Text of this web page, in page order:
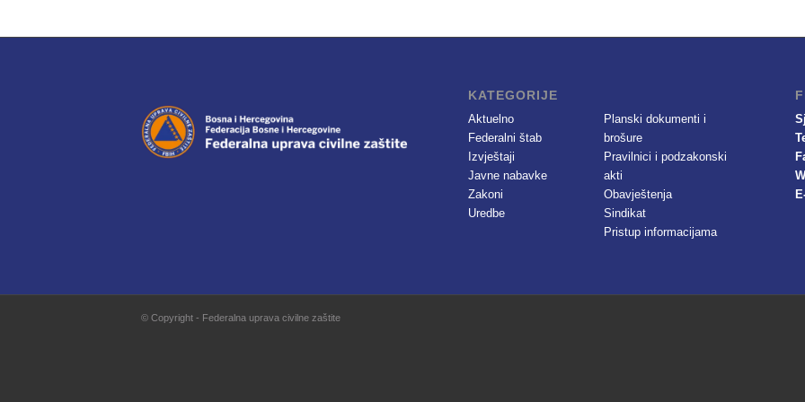
KATEGORIJE
Aktuelno
Federalni štab
Izvještaji
Javne nabavke
Zakoni
Uredbe
Planski dokumenti i
brošure
Pravilnici i podzakonski
akti
Obavještenja
Sindikat
Pristup informacijama
© Copyright - Federalna uprava civilne zaštite